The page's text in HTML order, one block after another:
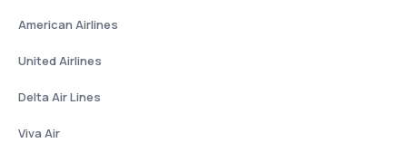
American Airlines
United Airlines
Delta Air Lines
Viva Air